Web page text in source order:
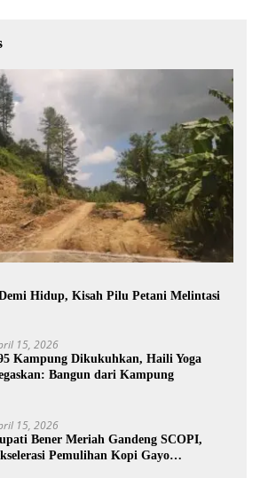
Hidup, Kisah Pilu Petani Melintasi
15, 2026
Kampung Dikukuhkan, Haili Yoga
Bangun dari Kampung
15, 2026
Bener Meriah Gandeng SCOPI,
Pemulihan Kopi Gayo